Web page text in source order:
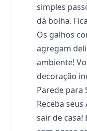
simples
dá bolha.
Os galhos
agregam
ambiente!
decoração
Parede para
Receba
sair de casa!